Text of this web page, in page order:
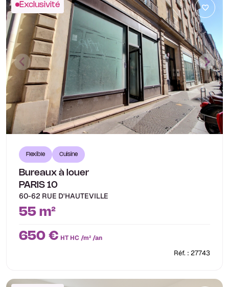
Exclusivité
Flexible Cuisine
Bureaux à louer
PARIS 10
60-62 RUE D'HAUTEVILLE
55 m²
650 € HT HC /m² /an
Réf. : 27743